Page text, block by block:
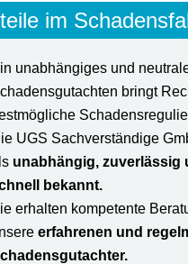
im
unabhängiges und
bringt
UGS Sachverständige
unabhängig, zuverlässig
bekannt.
erhalten kompetente
erfahrenen und